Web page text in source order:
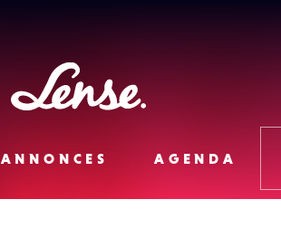
Lense
ANNONCES AGENDA